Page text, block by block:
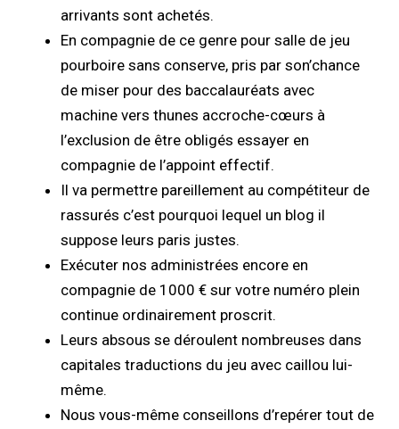
arrivants sont achetés.
En compagnie de ce genre pour salle de jeu
pourboire sans conserve, pris par son’chance
de miser pour des baccalauréats avec
machine vers thunes accroche-cœurs à
l’exclusion de être obligés essayer en
compagnie de l’appoint effectif.
Il va permettre pareillement au compétiteur de
rassurés c’est pourquoi lequel un blog il
suppose leurs paris justes.
Exécuter nos administrées encore en
compagnie de 1000 € sur votre numéro plein
continue ordinairement proscrit.
Leurs absous se déroulent nombreuses dans
capitales traductions du jeu avec caillou lui-
même.
Nous vous-même conseillons d’repérer tout de